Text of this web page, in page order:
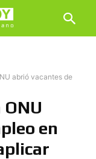
abrió vacantes de
en